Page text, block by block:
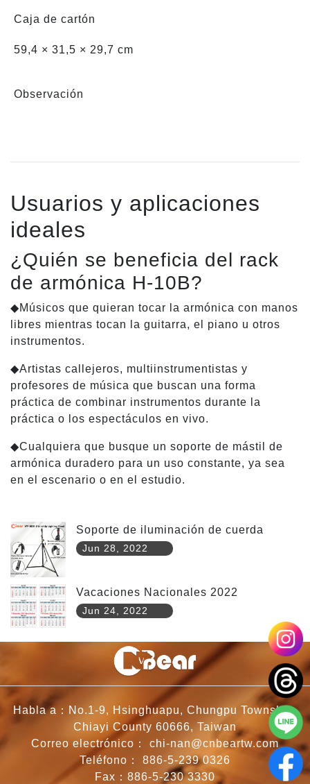
Caja de cartón
59,4 × 31,5 × 29,7 cm
Observación
Usuarios y aplicaciones
ideales
¿Quién se beneficia del rack
de armónica H-10B?
◆Músicos que quieran tocar la armónica con manos
libres mientras tocan la guitarra, el piano u otros
instrumentos.
◆Artistas callejeros, multiinstrumentistas y
profesores de música que buscan una forma
práctica de combinar instrumentos durante la
práctica o los espectáculos en vivo.
◆Cualquiera que busque un soporte de mástil de
armónica duradero para un uso constante, ya sea
en el escenario o en el estudio.
Soporte de iluminación de cuerda
Jun 28, 2022
Vacaciones Nacionales 2022
Jun 24, 2022
Habla a：No.1-9, Hsinghuapu, Chungpu Township,
Chiayi County 60666, Taiwan
Correo electrónico： chi-nan@cnbeartw.com
Teléfono： 886-5-239 0326
Fax：886-5-230 3330